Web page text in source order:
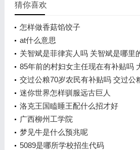
猜你喜欢
怎样做香菇馅饺子
at什么意思
关智斌是菲律宾人吗 关智斌是哪里
85年前的村妇女主任现在有补贴吗
后有退休金吗
交过公粮70岁农民有补贴吗 交过公
金多少
迷你世界怎样驯服远古巨人
洛克王国瞌睡王配什么招才好
广西柳州工学院
梦见牛是什么预兆呢
5089是哪所学校招生代码